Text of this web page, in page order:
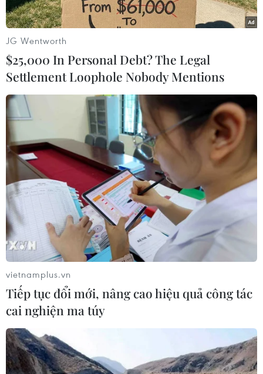
Xuất hiện văn bản giả mạo cơ quan BHXH
Hà Nội về bảo hiểm khoản vay
18/07/2023 09:01
Bảo hiểm Xã hội thành phố Hà Nội thông báo đơn vị
không có chức năng bảo hiểm các khoản vay; văn bản
“Bảo hiểm khoản vay Hợp đồng tín dụng” dài 5 trang
cùng chữ ký và con dấu hoàn toàn là giả mạo.
JG Wentworth
$25,000 In Personal Debt? The Legal
Settlement Loophole Nobody Mentions
vietnamplus.vn
Tiếp tục đổi mới, nâng cao hiệu quả công tác
cai nghiện ma túy